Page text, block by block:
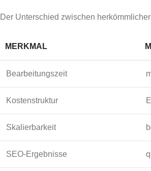
Der Unterschied zwischen
MERKMAL
Bearbeitungszeit
Kostenstruktur
Skalierbarkeit
SEO-Ergebnisse